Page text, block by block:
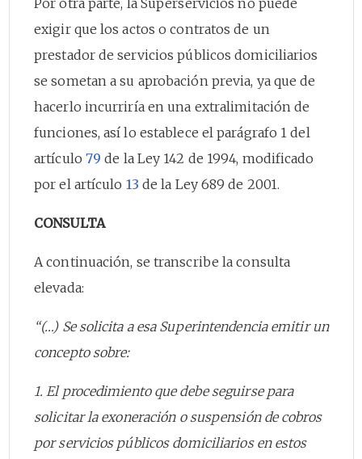
Por otra parte, la Superservicios no puede
exigir que los actos o contratos de un
prestador de servicios públicos domiciliarios
se sometan a su aprobación previa, ya que de
hacerlo incurriría en una extralimitación de
funciones, así lo establece el parágrafo 1 del
artículo 79 de la Ley 142 de 1994, modificado
por el artículo 13 de la Ley 689 de 2001.
CONSULTA
A continuación, se transcribe la consulta
elevada:
“(…) Se solicita a esa Superintendencia emitir un
concepto sobre:
1. El procedimiento que debe seguirse para
solicitar la exoneración o suspensión de cobros
por servicios públicos domiciliarios en estos